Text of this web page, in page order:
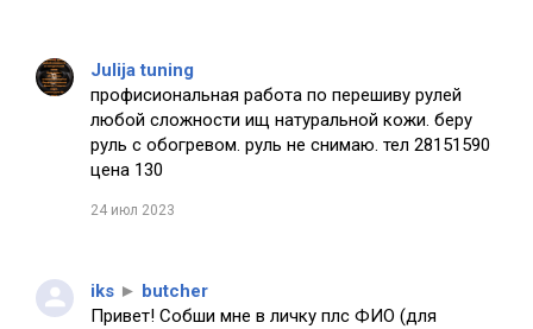
Julija tuning
профисиональная работа по перешиву рулей
любой сложности ищ натуральной кожи. беру
руль с обогревом. руль не снимаю. тел 28151590
цена 130
24 июл 2023
iks ► butcher
Привет! Собши мне в личку плс ФИО (для